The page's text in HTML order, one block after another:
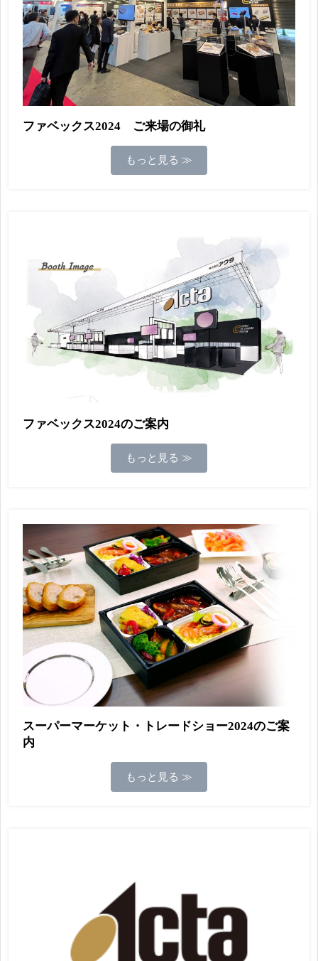
ファベックス2024 ご来場の御礼
もっと見る ≫
ファベックス2024のご案内
もっと見る ≫
スーパーマーケット・トレードショー2024のご案
内
もっと見る ≫